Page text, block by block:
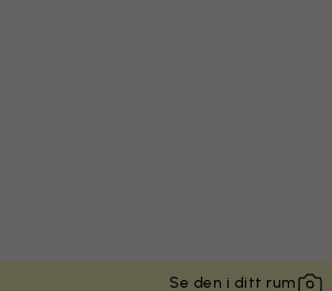
Se den i ditt rum